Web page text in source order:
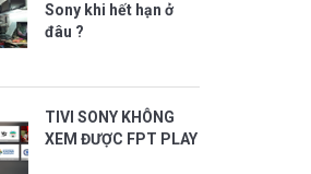
Sony khi hết hạn ở
đâu ?
TIVI SONY KHÔNG
XEM ĐƯỢC FPT PLAY